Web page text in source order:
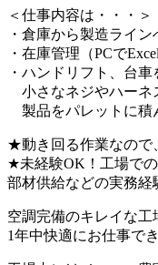
＜仕事内容は・・・＞
・倉庫から製造ライ
・在庫管理（PCで
・ハンドリフト、台車
小さなネジやハーネ
製品をパレットに積
★動き回る作業なので
★未経験OK！工場での
部材供給などの実務経
空調完備のキレイな工
1年中快適にお仕事で